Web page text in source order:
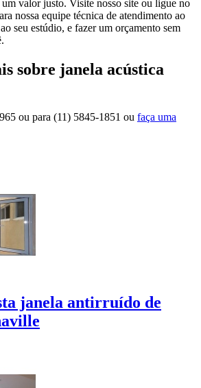
valor justo. Visite nosso site ou ligue no
nossa equipe técnica de atendimento ao
seu estúdio, e fazer um orçamento sem
sobre janela acústica
ou para (11) 5845-1851 ou faça uma
janela antirruído de